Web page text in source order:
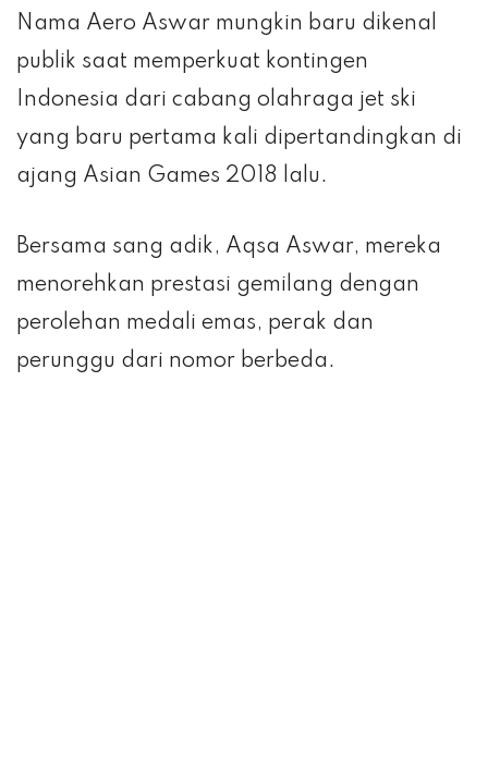
Nama Aero Aswar mungkin baru dikenal
publik saat memperkuat kontingen
Indonesia dari cabang olahraga jet ski
yang baru pertama kali dipertandingkan di
ajang Asian Games 2018 lalu.
Bersama sang adik, Aqsa Aswar, mereka
menorehkan prestasi gemilang dengan
perolehan medali emas, perak dan
perunggu dari nomor berbeda.